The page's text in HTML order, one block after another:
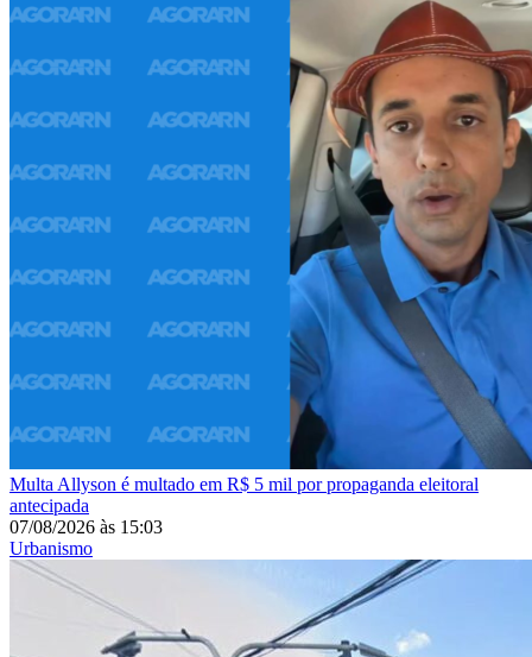
Multa Allyson é multado em R$ 5 mil por propaganda eleitoral
antecipada
07/08/2026 às 15:03
Urbanismo